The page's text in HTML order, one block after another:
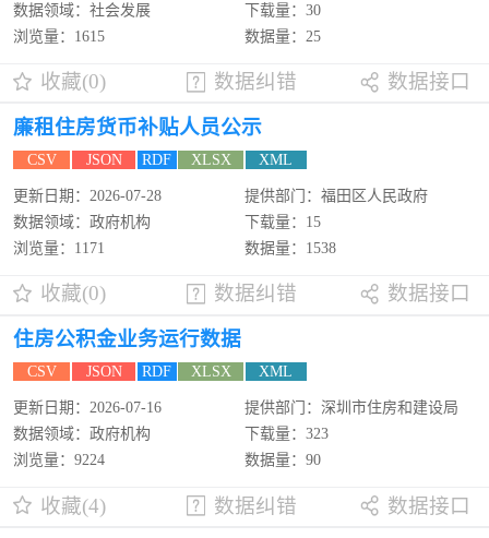
数据领域：社会发展
下载量：30
浏览量：1615
数据量：25
收藏(0) 数据纠错
数据接口
廉租住房货币补贴人员公示
CSV JSON RDF XLSX XML
更新日期：2026-07-28
提供部门：福田区人民政府
数据领域：政府机构
下载量：15
浏览量：1171
数据量：1538
收藏(0) 数据纠错
数据接口
住房公积金业务运行数据
CSV JSON RDF XLSX XML
更新日期：2026-07-16
提供部门：深圳市住房和建设局
数据领域：政府机构
下载量：323
浏览量：9224
数据量：90
收藏(4) 数据纠错
数据接口